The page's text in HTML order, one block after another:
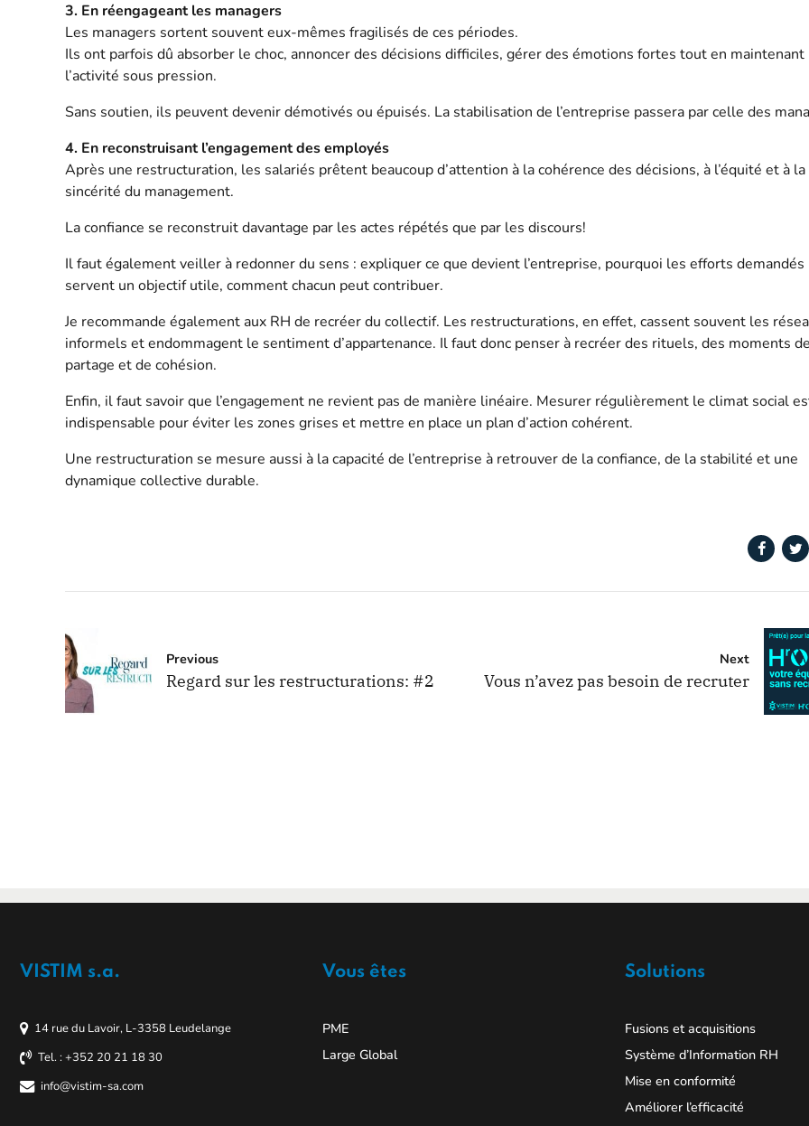
3. En réengageant les managers
Les managers sortent souvent eux-mêmes fragilisés de ces périodes.
Ils ont parfois dû absorber le choc, annoncer des décisions difficiles, gérer des émotions fortes tout en maintenant
l’activité sous pression.
Sans soutien, ils peuvent devenir démotivés ou épuisés. La stabilisation de l’entreprise passera par celle des
4. En reconstruisant l’engagement des employés
Après une restructuration, les salariés prêtent beaucoup d’attention à la cohérence des décisions, à l’équité et à la
sincérité du management.
La confiance se reconstruit davantage par les actes répétés que par les discours!
Il faut également veiller à redonner du sens : expliquer ce que devient l’entreprise, pourquoi les efforts demandés
servent un objectif utile, comment chacun peut contribuer.
Je recommande également aux RH de recréer du collectif. Les restructurations, en effet, cassent souvent les
informels et endommagent le sentiment d’appartenance. Il faut donc penser à recréer des rituels, des moments de
partage et de cohésion.
Enfin, il faut savoir que l’engagement ne revient pas de manière linéaire. Mesurer régulièrement le climat social
indispensable pour éviter les zones grises et mettre en place un plan d’action cohérent.
Une restructuration se mesure aussi à la capacité de l’entreprise à retrouver de la confiance, de la stabilité et une
dynamique collective durable.
Previous
Regard sur les restructurations: #2
Next
Vous n’avez pas besoin de recruter
VISTIM s.a.
14 rue du Lavoir, L-3358 Leudelange
Tel. : +352 20 21 18 30
info@vistim-sa.com
Vous êtes
PME
Large Global
Solutions
Fusions et acquisitions
Système d’Information RH
Mise en conformité
Améliorer l’efficacité